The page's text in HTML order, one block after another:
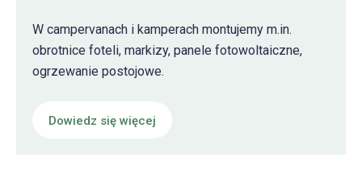
W campervanach i kamperach montujemy m.in.
obrotnice foteli, markizy, panele fotowoltaiczne,
ogrzewanie postojowe.
Dowiedz się więcej